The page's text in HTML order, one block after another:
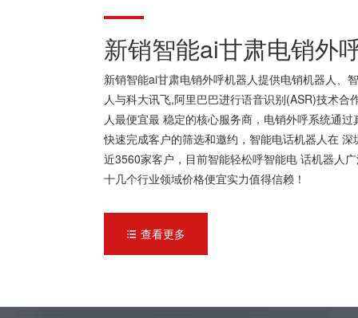
新销智能ai甘肃电销外
新销智能ai甘肃电销外呼机器人提供电销机器人、
人与科大讯飞,阿里巴巴进行语音识别(ASR)技术
人最便宜最 稳定的核心服务商，电销外呼系统通
快速完成客户的筛选和邀约，智能电话机器人在
近3560家客户，目前智能轻松呼智能电 话机器人
十几个行业领域价格便宜实力值得信赖！
 查看更多